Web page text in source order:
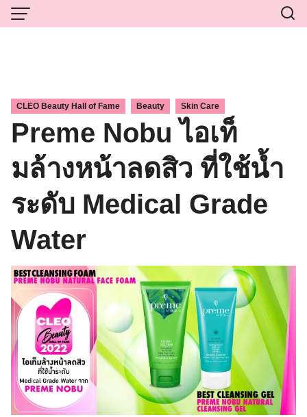
Skip
to
CLEO Beauty Hall of Fame Beauty Skin Care
Preme Nobu ไอเท็
มล้างหน้าลดสิว ที่ใช้น้ำ
ระดับ Medical Grade
Water